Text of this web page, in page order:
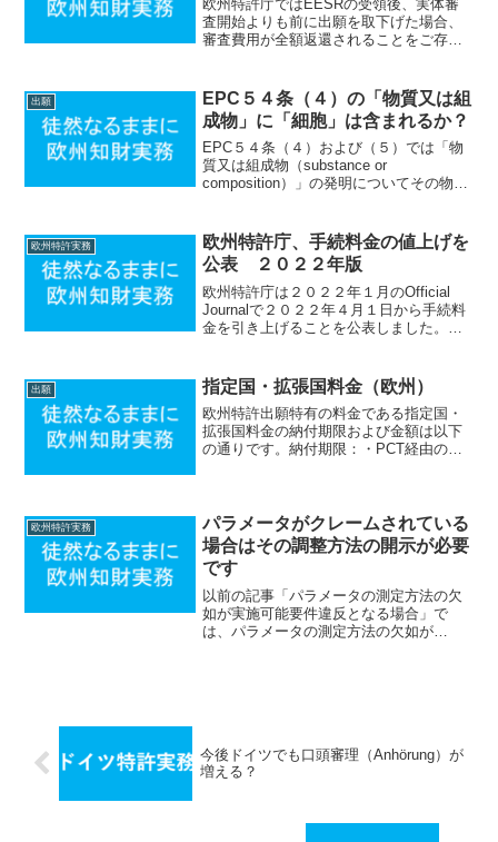
欧州特許庁ではEESRの受領後、実体審
査開始よりも前に出願を取下げた場合、
審査費用が全額返還されることをご存知
にはEESRの受領後に出願を能動的に取
り下げる必要があるの...
出願
EPC５４条（４）の「物質又は組
成物」に「細胞」は含まれるか？
EPC５４条（４）および（５）では「物
質又は組成物（substance or
composition）」の発明についてその物自
います。ここで気になるのが何が「物質
又は組...
欧州特許実務
欧州特許庁、手続料金の値上げを
公表 ２０２２年版
欧州特許庁は２０２２年１月のOfficial
Journalで２０２２年４月１日から手続料
金を引き上げることを公表しました。主
ユーロ（１２５ユーロ）クレーム料１６
クレー...
出願 指定国・拡張国料金（欧州）
欧州特許出願特有の料金である指定国・
拡張国料金の納付期限および金額は以下
の通りです。納付期限：・PCT経由の欧
接した欧州...
欧州特許実務
パラメータがクレームされている
場合はその調整方法の開示が必要
です
以前の記事「パラメータの測定方法の欠
如が実施可能要件違反となる場合」で
は、パラメータの測定方法の欠如が
今後ドイツでも口頭審理（Anhörung）が
増える？